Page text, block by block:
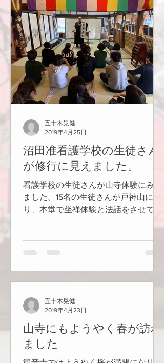
沼田准看護学校の生徒さん
が修行に見えました。
看護学校の生徒さんが山寺体験にみえ
ました。15名の生徒さんが戸神山に登
り、本堂で坐禅体験と法話をさせて頂
五十木晃健
2019年4月25日
山寺にもようやく春が訪れ
ました
五十木晃健
2019年4月23日